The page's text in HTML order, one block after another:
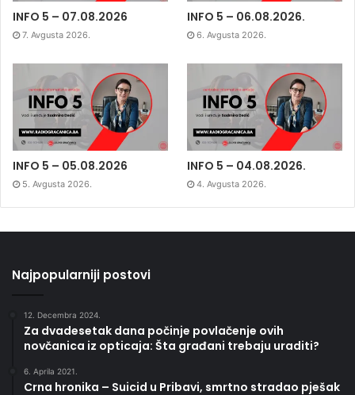
INFO 5 – 07.08.2026
7. Avgusta 2026.
INFO 5 – 06.08.2026.
6. Avgusta 2026.
INFO 5 – 05.08.2026
5. Avgusta 2026.
INFO 5 – 04.08.2026.
4. Avgusta 2026.
Najpopularniji postovi
12. Decembra 2024.
Za dvadesetak dana počinje povlačenje ovih
novčanica iz opticaja: Šta građani trebaju uraditi?
6. Aprila 2021.
Crna hronika – Suicid u Pribavi, smrtno stradao pješak